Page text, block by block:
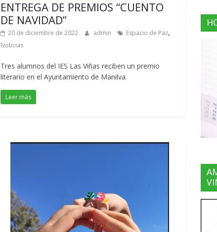
ENTREGA DE PREMIOS “CUENTO
DE NAVIDAD”
20 de diciembre de 2022 admin Espacio de Paz,
Noticias
Tres alumnos del IES Las Viñas reciben un premio
literario en el Ayuntamiento de Manilva.
Leer más